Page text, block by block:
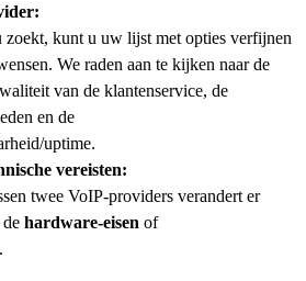
zoekt, kunt u uw lijst met opties verfijnen
We raden aan te kijken naar de
van de klantenservice, de
en de
uptime.
vereisten:
twee VoIP-providers verandert er
hardware-eisen of
.